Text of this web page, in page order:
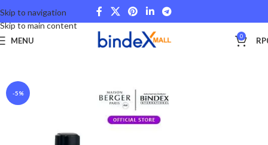
Skip to navigation
Skip to main content
MENU 0 RP
Beranda Maison Berger
-5%